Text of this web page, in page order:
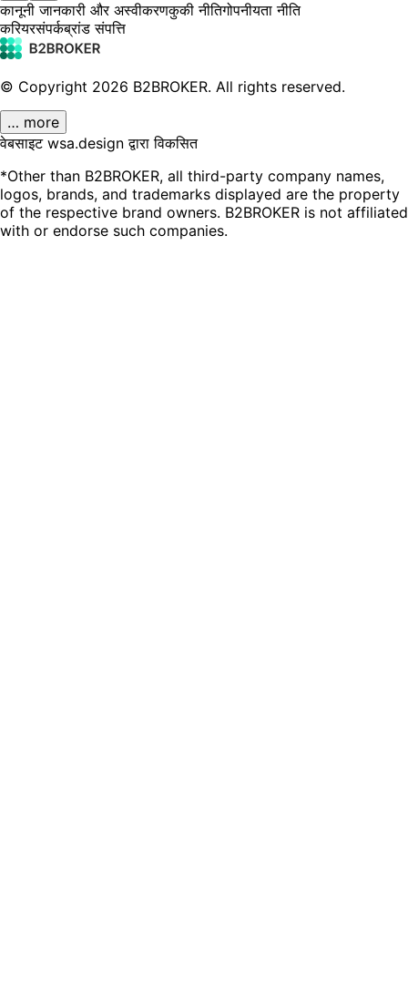
कानूनी जानकारी और अस्वीकरणकुकी नीतिगोपनीयता नीति
करियरसंपर्कब्रांड संपत्ति
© Copyright 2026 B2BROKER. All rights reserved.
… more
वेबसाइट wsa.design द्वारा विकसित
*Other than B2BROKER, all third-party company names,
logos, brands, and trademarks displayed are the property
of the respective brand owners. B2BROKER is not affiliated
with or endorse such companies.